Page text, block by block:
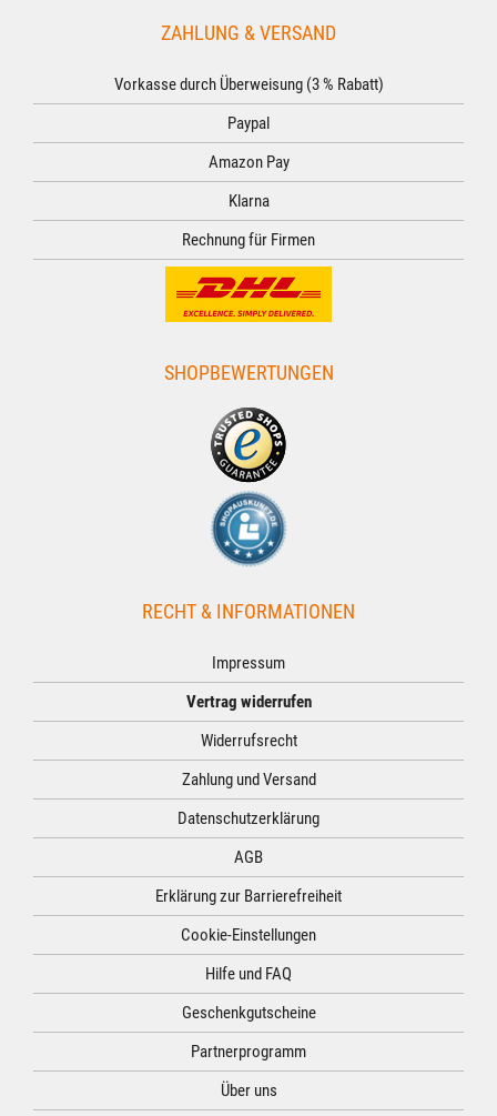
ZAHLUNG & VERSAND
Vorkasse durch Überweisung (3 % Rabatt)
Paypal
Amazon Pay
Klarna
Rechnung für Firmen
SHOPBEWERTUNGEN
RECHT & INFORMATIONEN
Impressum
Vertrag widerrufen
Widerrufsrecht
Zahlung und Versand
Datenschutzerklärung
AGB
Erklärung zur Barrierefreiheit
Cookie-Einstellungen
Hilfe und FAQ
Geschenkgutscheine
Partnerprogramm
Über uns